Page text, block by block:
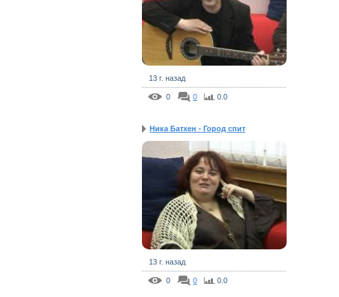
13 г. назад
0 0 0.0
Ника Батхен - Город спит
13 г. назад
0 0 0.0